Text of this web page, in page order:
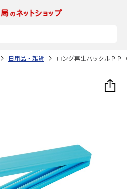
日用品・雑貨 ロング再生パックルＰ